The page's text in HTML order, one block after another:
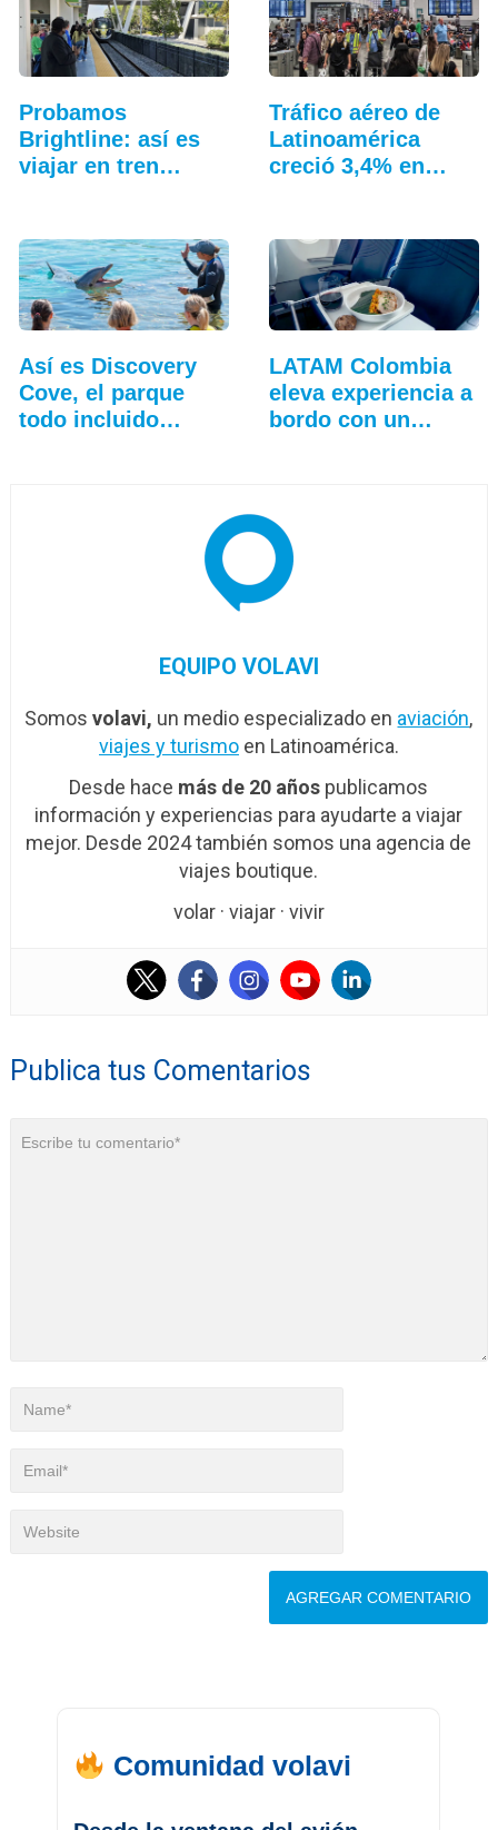
Probamos
Brightline: así es
viajar en tren
Tráfico aéreo de
Latinoamérica
creció 3,4% en
Así es Discovery
Cove, el parque
todo incluido
LATAM Colombia
eleva experiencia a
bordo con un…
EQUIPO VOLAVI
Somosvolavi, un medio especializado en aviación,
viajes y turismoen Latinoamérica.
Desde hace más de 20 años publicamos
información y experiencias para ayudarte a viajar
mejor. Desde 2024 también somos una agencia de
viajes boutique.
volar · viajar · vivir
Publica tus Comentarios
Comunidad volavi